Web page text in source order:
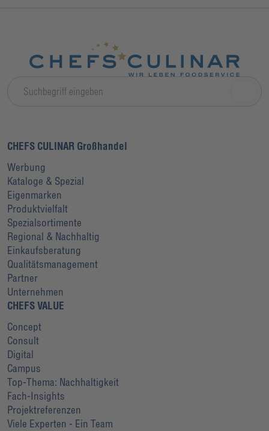
CHEFS CULINAR Großhandel
Werbung
Kataloge & Spezial
Eigenmarken
Produktvielfalt
Spezialsortimente
Regional & Nachhaltig
Einkaufsberatung
Qualitätsmanagement
Partner
Unternehmen
CHEFS VALUE
Concept
Consult
Digital
Campus
Top-Thema: Nachhaltigkeit
Fach-Insights
Projektreferenzen
Viele Experten - Ein Team